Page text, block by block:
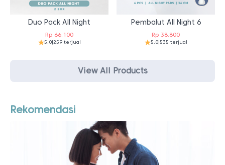
Duo Pack All Night
Rp 66.100
5.0|259 terjual
Pembalut All Night 6
Rp 38.800
5.0|535 terjual
View All Products
Rekomendasi